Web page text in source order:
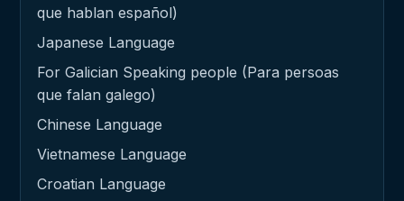
que hablan español)
Japanese Language
For Galician Speaking people (Para persoas
que falan galego)
Chinese Language
Vietnamese Language
Croatian Language